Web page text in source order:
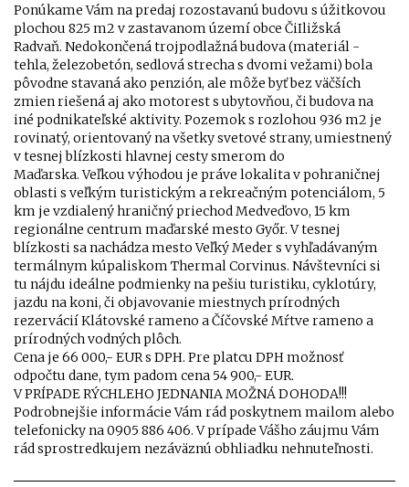
Ponúkame Vám na predaj rozostavanú budovu s úžitkovou
plochou 825 m2 v zastavanom území obce ČiIližská
Radvaň. Nedokončená trojpodlažná budova (materiál -
tehla, železobetón, sedlová strecha s dvomi vežami) bola
pôvodne stavaná ako penzión, ale môže byť bez väčších
zmien riešená aj ako motorest s ubytovňou, či budova na
iné podnikateľské aktivity. Pozemok s rozlohou 936 m2 je
rovinatý, orientovaný na všetky svetové strany, umiestnený
v tesnej blízkosti hlavnej cesty smerom do
Maďarska. Veľkou výhodou je práve lokalita v pohraničnej
oblasti s veľkým turistickým a rekreačným potenciálom, 5
km je vzdialený hraničný priechod Medveďovo, 15 km
regionálne centrum maďarské mesto Győr. V tesnej
blízkosti sa nachádza mesto Veľký Meder s vyhľadávaným
termálnym kúpaliskom Thermal Corvinus. Návštevníci si
tu nájdu ideálne podmienky na pešiu turistiku, cyklotúry,
jazdu na koni, či objavovanie miestnych prírodných
rezervácií Klátovské rameno a Číčovské Mŕtve rameno a
prírodných vodných plôch.
Cena je 66 000,- EUR s DPH. Pre platcu DPH možnosť
odpočtu dane, tym padom cena 54 900,- EUR.
V PRÍPADE RÝCHLEHO JEDNANIA MOŽNÁ DOHODA!!!
Podrobnejšie informácie Vám rád poskytnem mailom alebo
telefonicky na 0905 886 406. V prípade Vášho záujmu Vám
rád sprostredkujem nezáväznú obhliadku nehnuteľnosti.